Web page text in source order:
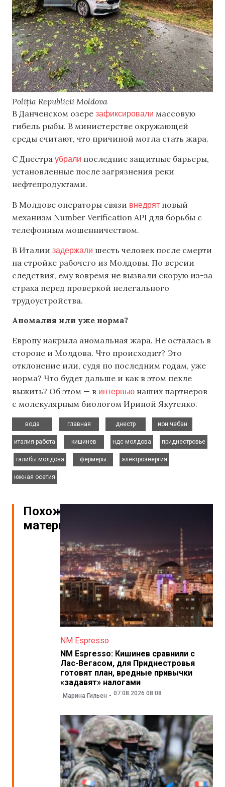
Poliția Republicii Moldova
В Данченском озере зафиксировали массовую
гибель рыбы. В министерстве окружающей
среды считают, что причиной могла стать жара.
С Днестра убрали последние защитные барьеры,
установленные после загрязнения реки
нефтепродуктами.
В Молдове операторы связи внедрят новый
механизм Number Verification API для борьбы с
телефонным мошенничеством.
В Италии задержали шесть человек после смерти
на стройке рабочего из Молдовы. По версии
следствия, ему вовремя не вызвали скорую из-за
страха перед проверкой нелегального
трудоустройства.
Аномалия или уже норма?
Европу накрыла аномальная жара. Не осталась в
стороне и Молдова. Что происходит? Это
отклонение или, судя по последним годам, уже
норма? Что будет дальше и как в этом пекле
выжить? Об этом — в интервью наших партнеров
с молекулярным биологом Ириной Якутенко.
вода
главная
днестр
ион чебан
италия работа
кишинев
ндс молдова
приднестровье
талибы молдова
фермеры
электроэнергия
южная осетия
Похожие
материалы
NM Espresso
NM Espresso: Кишинев сравнили с
Лас-Вегасом, для Приднестровья
готовят план, вредные привычки
«задавят» налогами
Марина Гильен 07.08.2026 08:08